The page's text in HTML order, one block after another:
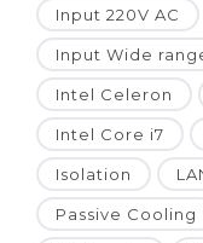
Input 220V AC
Input Wide
Intel Celeron
Intel Core i7
Isolation
Passive Cooling